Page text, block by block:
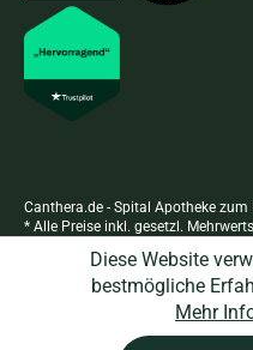
Canthera.de - Spital Apotheke
* Alle Preise inkl. gesetzl.
Diese Website
bestmögliche
Mehr